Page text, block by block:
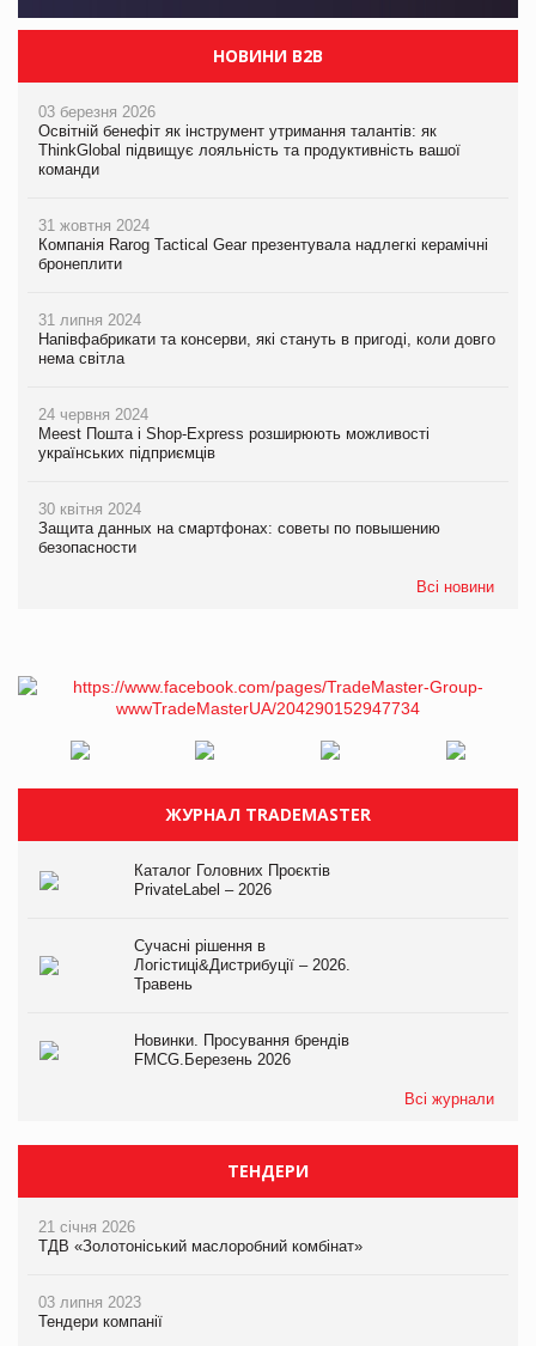
НОВИНИ B2B
03 березня 2026
Освітній бенефіт як інструмент утримання талантів: як
ThinkGlobal підвищує лояльність та продуктивність вашої
команди
31 жовтня 2024
Компанія Rarog Tactical Gear презентувала надлегкі керамічні
бронеплити
31 липня 2024
Напівфабрикати та консерви, які стануть в пригоді, коли довго
нема світла
24 червня 2024
Meest Пошта і Shop-Express розширюють можливості
українських підприємців
30 квітня 2024
Защита данных на смартфонах: советы по повышению
безопасности
Всі новини
ЖУРНАЛ TRADEMASTER
Каталог Головних Проєктів
PrivateLabel – 2026
Сучасні рішення в
Логістиці&Дистрибуції – 2026.
Травень
Новинки. Просування брендів
FMCG.Березень 2026
Всі журнали
ТЕНДЕРИ
21 січня 2026
ТДВ «Золотоніський маслоробний комбінат»
03 липня 2023
Тендери компанії